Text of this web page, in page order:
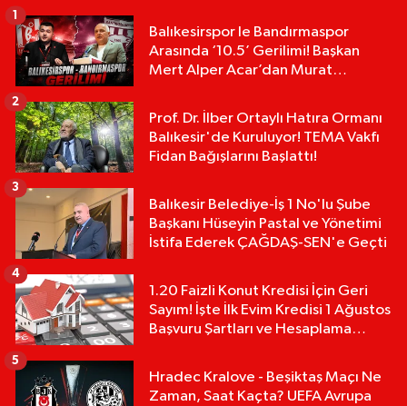
Balıkesirspor le Bandırmaspor
Arasında ‘10.5’ Gerilimi! Başkan
Mert Alper Acar’dan Murat
1
Prof. Dr. İlber Ortaylı Hatıra Ormanı
Balıkesir'de Kuruluyor! TEMA Vakfı
Fidan Bağışlarını Başlattı!
2
Balıkesir Belediye-İş 1 No'lu Şube
Başkanı Hüseyin Pastal ve Yönetimi
İstifa Ederek ÇAĞDAŞ-SEN'e Geçti
3
1.20 Faizli Konut Kredisi İçin Geri
Sayım! İşte İlk Evim Kredisi 1 Ağustos
Başvuru Şartları ve Hesaplama
4
Hradec Kralove - Beşiktaş Maçı Ne
Zaman, Saat Kaçta? UEFA Avrupa
5